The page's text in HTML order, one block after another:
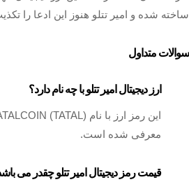
ساخته شده و امیر تتلو هنوز این ادعا را
سوالات متداول
ارز دیجیتال امیر تتلو با چه نام دارد؟
معرفی شده است.
قیمت رمز دیجیتال امیر تتلو چقدر می